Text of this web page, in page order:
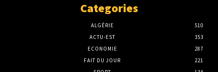
Categories
ALGÉRIE
510
ACTU-EST
353
ECONOMIE
287
FAIT DU JOUR
221